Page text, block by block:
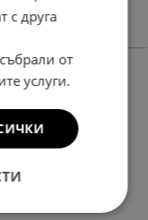
с друга
от
услуги.